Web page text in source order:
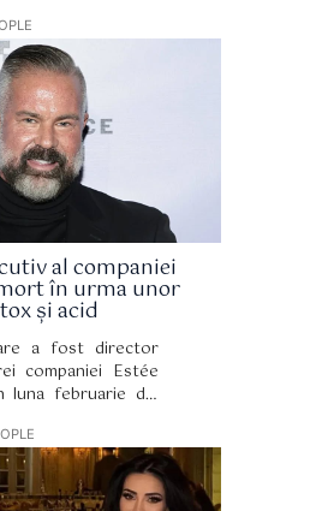
al companiei
în urma unor
și acid
a fost director
companiei Estée
luna februarie din
de o embolie
de material străin
injecții cu fillere